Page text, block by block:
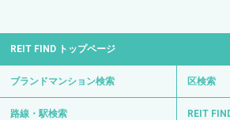
REIT FIND トップページ
ブランドマンション検索 区検索
路線・駅検索 REIT